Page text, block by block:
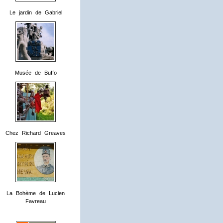
Le jardin de Gabriel
Musée de Buffo
Chez Richard Greaves
La Bohème de Lucien
Favreau